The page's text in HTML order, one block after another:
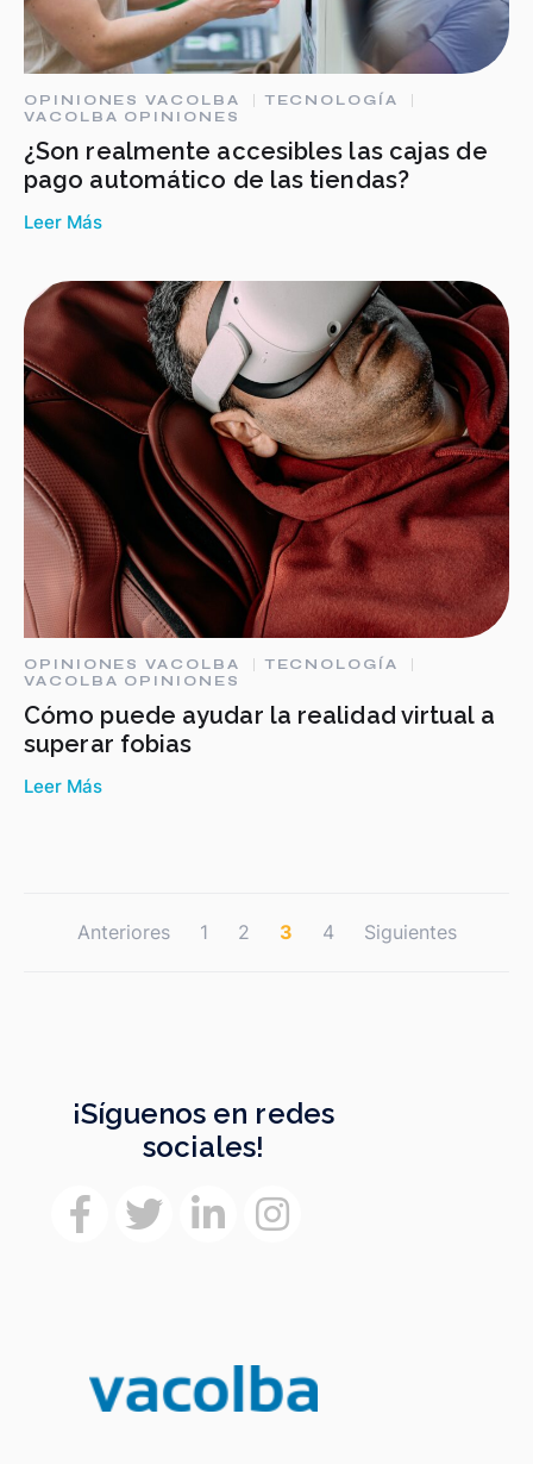
OPINIONES VACOLBA
TECNOLOGÍA
VACOLBA OPINIONES
¿Son realmente accesibles las cajas de
pago automático de las tiendas?
Leer Más
OPINIONES VACOLBA
TECNOLOGÍA
VACOLBA OPINIONES
Cómo puede ayudar la realidad virtual a
superar fobias
Leer Más
Paginación
Anteriores 1 2 3 4 Siguientes
¡Síguenos en redes
sociales!